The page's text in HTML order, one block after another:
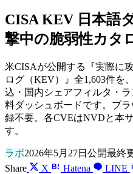
CISA KEV 日本語
撃中の脆弱性カタ
米CISAが公開する『実際に
ログ（KEV）』全1,603件を
込・国内シェアフィルタ・
料ダッシュボードです。ブ
録不要。各CVEはNVDと本
す。
ラボ2026年5月27日公開最終
Share
X B! Hatena LINE